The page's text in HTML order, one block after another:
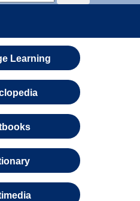
Learning